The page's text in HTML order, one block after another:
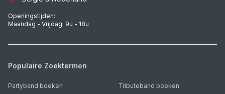
Openingstijden:
Maandag - Vrijdag: 9u - 18u
Populaire Zoektermen
Partyband boeken Tributeband boeken